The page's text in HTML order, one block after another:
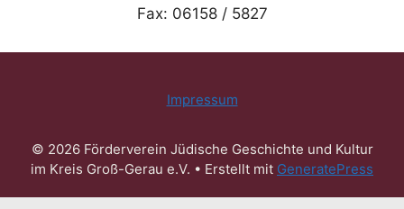
Fax: 06158 / 5827
Impressum
© 2026 Förderverein Jüdische Geschichte und Kultur
im Kreis Groß-Gerau e.V. • Erstellt mit GeneratePress